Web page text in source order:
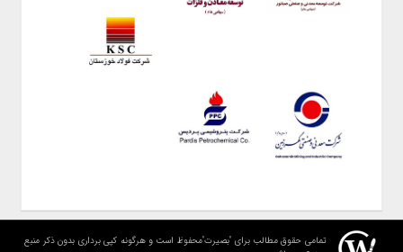
تمامی حقوق مطالب برای "بصیرت"محفوظ است و هرگونه کپی برداری بدون ذکر منبع